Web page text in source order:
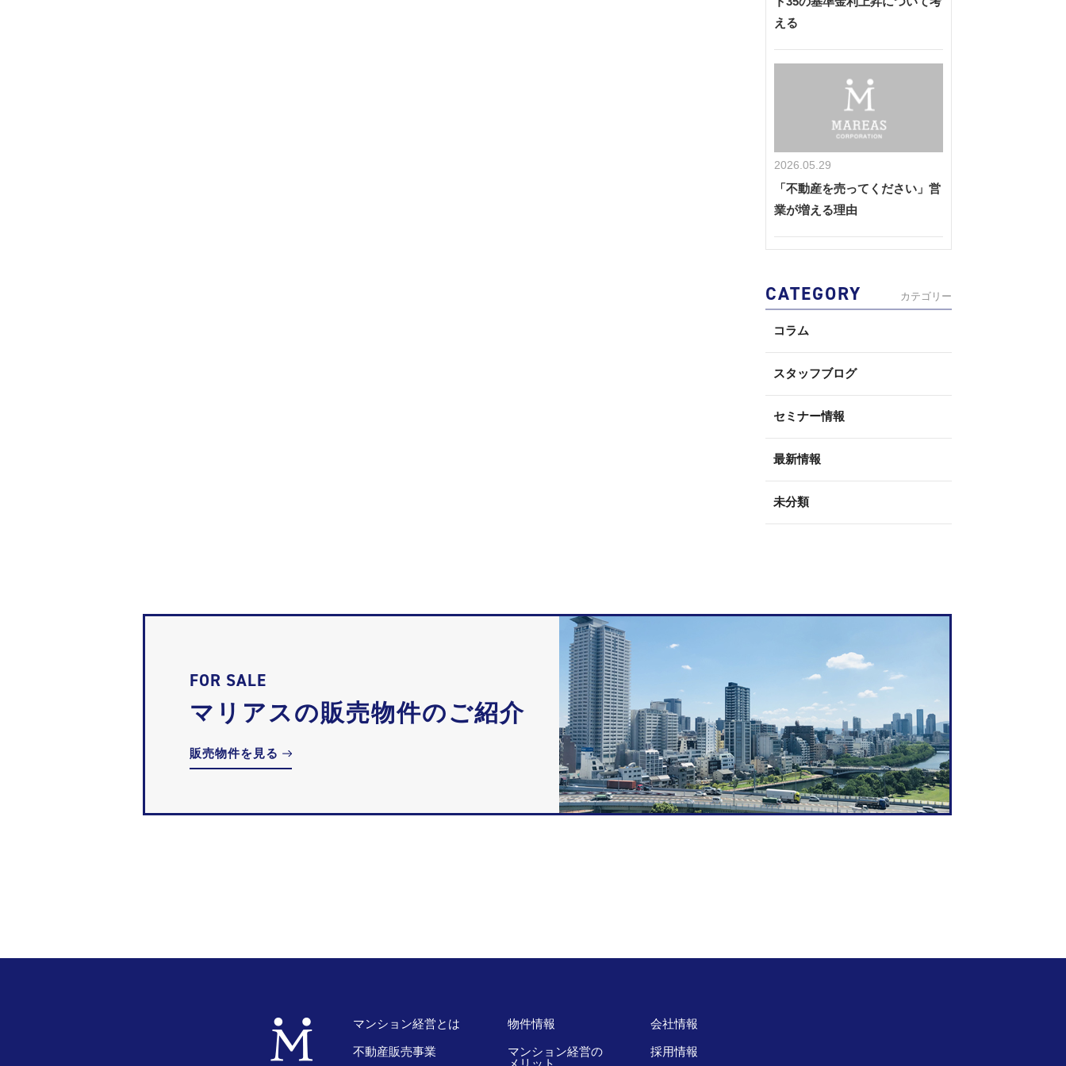
える
2026.05.29
「不動産を売ってください」営
業が増える理由
CATEGORY カテゴリー
コラム
スタッフブログ
セミナー情報
最新情報
未分類
FOR SALE
マリアスの販売物件のご紹介
販売物件を見る
マンション経営とは
不動産販売事業
物件情報
マンション経営の
メリット
会社情報
採用情報